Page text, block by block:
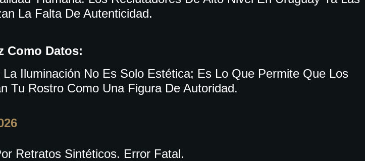
La Falta De Autenticidad.
Como Datos:
Iluminación No Es Solo Estética; Es Lo Que Permite Que Los
Tu Rostro Como Una Figura De Autoridad.
Retratos Sintéticos. Error Fatal.